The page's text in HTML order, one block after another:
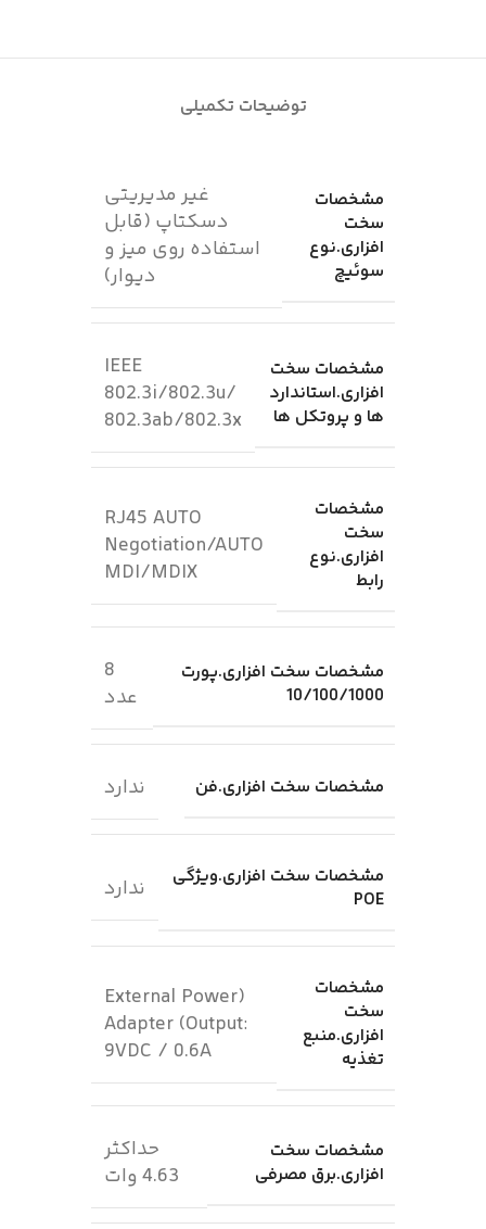
توضیحات تکمیلی
مشخصات
سخت
افزاری.نوع
سوئیچ
غیر مدیریتی
دسکتاپ (قابل
استفاده روی میز و
دیوار)
مشخصات سخت
افزاری.استاندارد
ها و پروتکل ها
IEEE
802.3i/802.3u/
802.3ab/802.3x
مشخصات
سخت
افزاری.نوع
رابط
RJ45 AUTO
Negotiation/AUTO
MDI/MDIX
مشخصات سخت افزاری.پورت
10/100/1000
8
عدد
مشخصات سخت افزاری.فن ندارد
مشخصات سخت افزاری.ویژگی
POE
ندارد
مشخصات
سخت
افزاری.منبع
تغذیه
(External Power
Adapter (Output:
9VDC / 0.6A
مشخصات سخت
افزاری.برق مصرفی
حداکثر
4.63 وات